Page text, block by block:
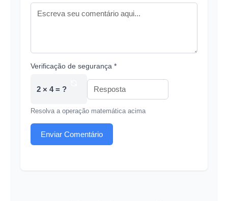
Verificação de segurança *
2 × 4 = ?
Resolva a operação matemática acima
Enviar Comentário